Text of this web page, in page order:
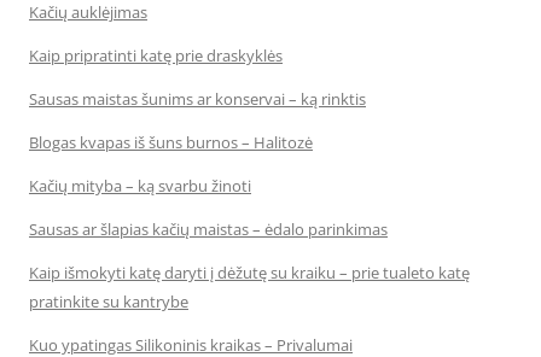
Kačių auklėjimas
Kaip pripratinti katę prie draskyklės
Sausas maistas šunims ar konservai – ką rinktis
Blogas kvapas iš šuns burnos – Halitozė
Kačių mityba – ką svarbu žinoti
Sausas ar šlapias kačių maistas – ėdalo parinkimas
Kaip išmokyti katę daryti į dėžutę su kraiku – prie tualeto katę
pratinkite su kantrybe
Kuo ypatingas Silikoninis kraikas – Privalumai